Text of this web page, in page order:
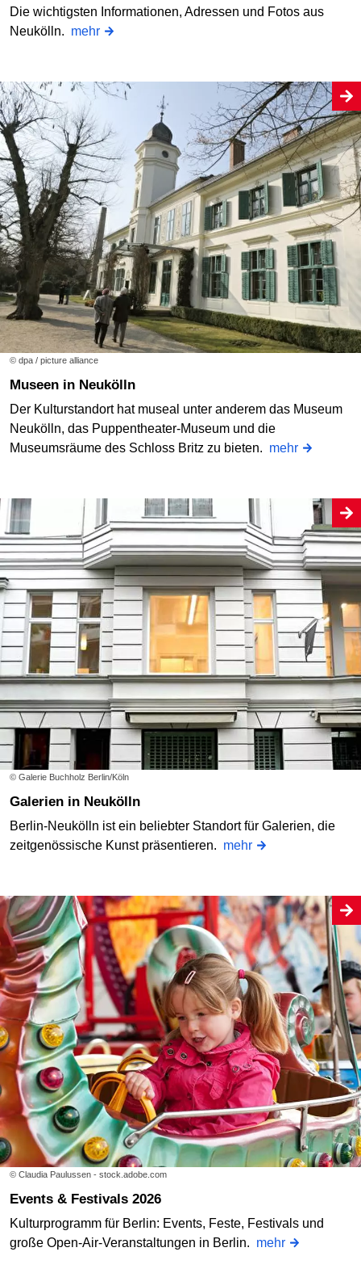
Die wichtigsten Informationen, Adressen und Fotos aus
Neukölln. mehr
© dpa / picture alliance
Museen in Neukölln
Der Kulturstandort hat museal unter anderem das Museum
Neukölln, das Puppentheater-Museum und die
Museumsräume des Schloss Britz zu bieten. mehr
© Galerie Buchholz Berlin/Köln
Galerien in Neukölln
Berlin-Neukölln ist ein beliebter Standort für Galerien, die
zeitgenössische Kunst präsentieren. mehr
© Claudia Paulussen - stock.adobe.com
Events & Festivals 2026
Kulturprogramm für Berlin: Events, Feste, Festivals und
große Open-Air-Veranstaltungen in Berlin. mehr